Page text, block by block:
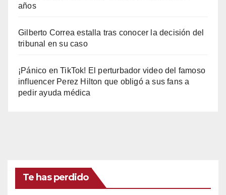
años
Gilberto Correa estalla tras conocer la decisión del
tribunal en su caso
¡Pánico en TikTok! El perturbador video del famoso
influencer Perez Hilton que obligó a sus fans a
pedir ayuda médica
Te has perdido